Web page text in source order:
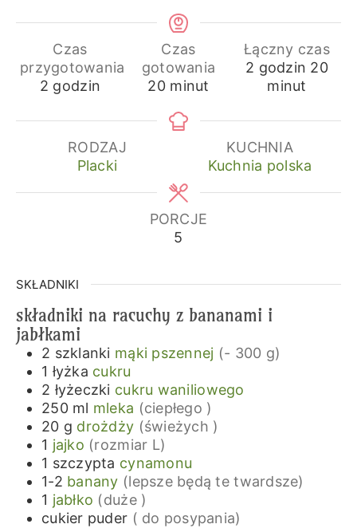
Czas
przygotowania
2 godziny
godzin
Czas
gotowania
20minuty
minut
Łączny czas
2 godziny
godzin 20
minut
RODZAJ
Placki
KUCHNIA
Kuchnia polska
PORCJE
5
SKŁADNIKI
składniki na racuchy z bananami i
jabłkami
2 szklanki mąki pszennej (- 300 g)
1 łyżka cukru
2 łyżeczki cukru waniliowego
250 ml mleka (ciepłego )
20 g drożdży (świeżych )
1 jajko (rozmiar L)
1 szczypta cynamonu
1-2 banany (lepsze będą te twardsze)
1 jabłko (duże )
cukier puder ( do posypania)